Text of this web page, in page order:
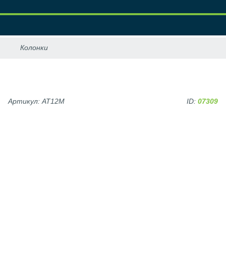
Артикул: AT12M ID: 07309